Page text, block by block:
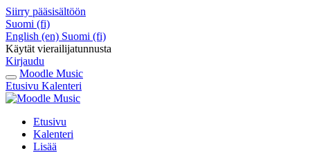
Siirry pääsisältöön
Suomi ‎(fi)‎
English ‎(en)‎ Suomi ‎(fi)‎
Käytät vierailijatunnusta
Kirjaudu
Moodle Music
Etusivu Kalenteri
Etusivu
Kalenteri
Lisää